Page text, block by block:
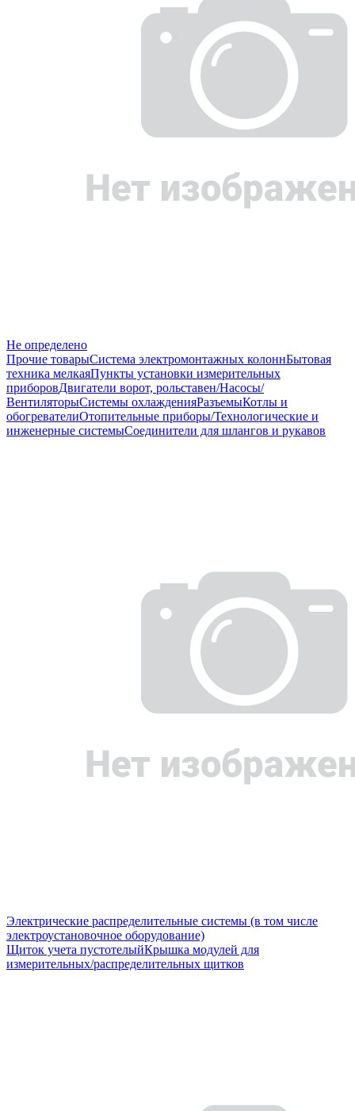
Не определено
Прочие товарыСистема электромонтажных колоннБытовая
техника мелкаяПункты установки измерительных
приборовДвигатели ворот, рольставен/Насосы/
ВентиляторыСистемы охлажденияРазъемыКотлы и
обогревателиОтопительные приборы/Технологические и
инженерные системыСоединители для шлангов и рукавов
Электрические распределительные системы (в том числе
электроустановочное оборудование)
Щиток учета пустотелыйКрышка модулей для
измерительных/распределительных щитков